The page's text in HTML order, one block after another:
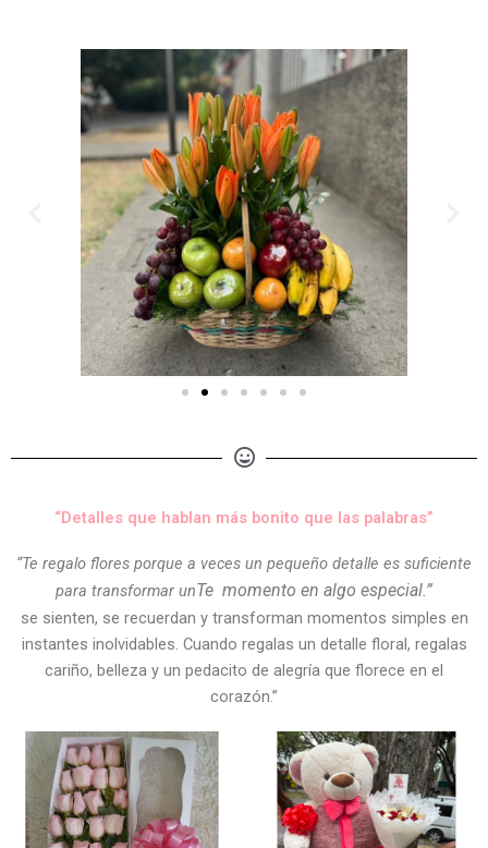
“Detalles que hablan más bonito que las palabras”
“Te regalo flores porque a veces un pequeño detalle es suficiente
para transformar unTe momento en algo especial.”
se sienten, se recuerdan y transforman momentos simples en
instantes inolvidables. Cuando regalas un detalle floral, regalas
cariño, belleza y un pedacito de alegría que florece en el
corazón.”